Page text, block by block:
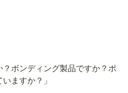
？ボンディング製品ですか？ポ
ますか？」